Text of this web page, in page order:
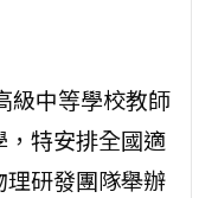
級中等學校教師
特安排全國適
研發團隊舉辦